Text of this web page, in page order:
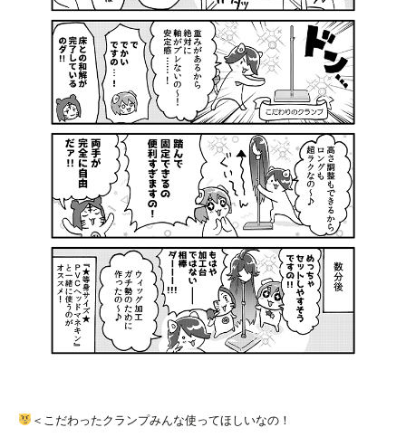
＜こだわったクランプみんな使ってほしいなの！